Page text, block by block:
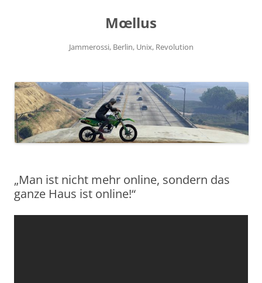
Mœllus
Jammerossi, Berlin, Unix, Revolution
„Man ist nicht mehr online, sondern das
ganze Haus ist online!“